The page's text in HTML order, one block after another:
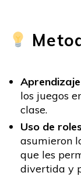
los juegos
clase.
Uso de
asumieron
que les
divertida y